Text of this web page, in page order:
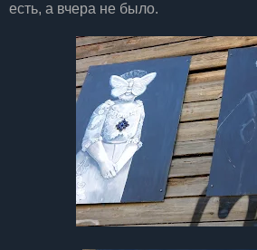
есть, а вчера не было.